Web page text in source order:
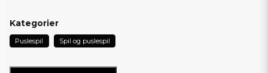
Kategorier
Puslespil Spil og puslespil